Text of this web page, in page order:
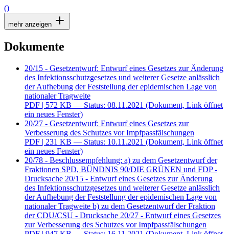
()
mehr anzeigen
Dokumente
20/15 - Gesetzentwurf: Entwurf eines Gesetzes zur Änderung
des Infektionsschutzgesetzes und weiterer Gesetze anlässlich
der Aufhebung der Feststellung der epidemischen Lage von
nationaler Tragweite
PDF | 572 KB — Status: 08.11.2021 (Dokument, Link öffnet
ein neues Fenster)
20/27 - Gesetzentwurf: Entwurf eines Gesetzes zur
Verbesserung des Schutzes vor Impfpassfälschungen
PDF | 231 KB — Status: 10.11.2021 (Dokument, Link öffnet
ein neues Fenster)
20/78 - Beschlussempfehlung: a) zu dem Gesetzentwurf der
Fraktionen SPD, BÜNDNIS 90/DIE GRÜNEN und FDP -
Drucksache 20/15 - Entwurf eines Gesetzes zur Änderung
des Infektionsschutzgesetzes und weiterer Gesetze anlässlich
der Aufhebung der Feststellung der epidemischen Lage von
nationaler Tragweite b) zu dem Gesetzentwurf der Fraktion
der CDU/CSU - Drucksache 20/27 - Entwurf eines Gesetzes
zur Verbesserung des Schutzes vor Impfpassfälschungen